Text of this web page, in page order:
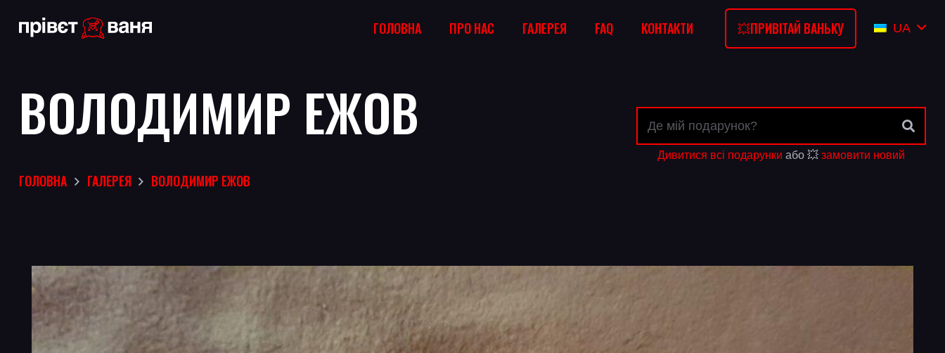
ГОЛОВНА ПРО НАС ГАЛЕРЕЯ FAQ КОНТАКТИ 💥ПРИВІТАЙ ВАНЬКУ UA
ВОЛОДИМИР ЕЖОВ
ГОЛОВНА ГАЛЕРЕЯ ВОЛОДИМИР ЕЖОВ
Дивитися всі подарунки або 💥замовити новий